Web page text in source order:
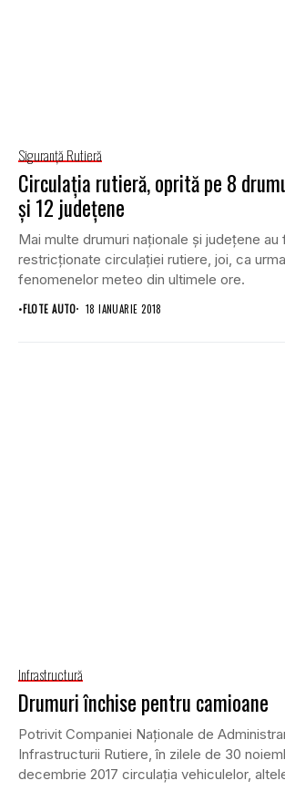
Siguranţă Rutieră
Circulaţia rutieră, oprită pe 8
şi 12 judeţene
Mai multe drumuri naţionale şi judeţene
restricţionate circulaţiei rutiere, joi, ca
fenomenelor meteo din ultimele ore.
•FLOTE AUTO 18 IANUARIE 2018
Infrastructură
Drumuri închise pentru camioane
Potrivit Companiei Naţionale de
Infrastructurii Rutiere, în zilele de 30
decembrie 2017 circulaţia vehiculelor,